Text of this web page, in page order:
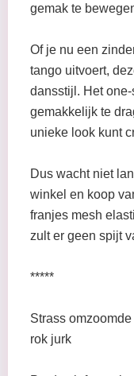
gemak te
Of je nu een
tango uitvoert,
dansstijl. Het
gemakkelijk te
unieke look kunt
Dus wacht niet
winkel en koop
franjes mesh
zult er geen spijt
*****
Strass
rok jurk